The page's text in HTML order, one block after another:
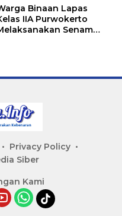
Binaan Lapas
IIA Purwokerto
Senam
Privacy Policy
Siber
Kami